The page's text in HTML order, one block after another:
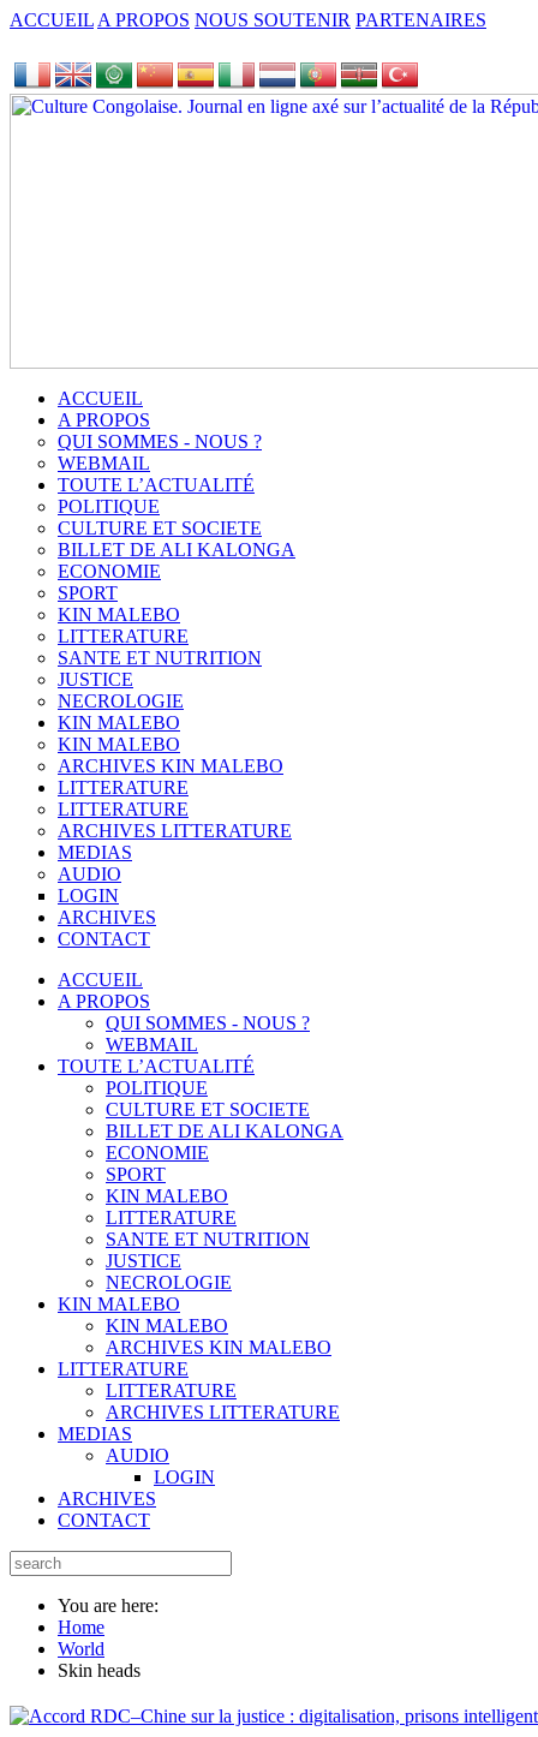
ACCUEIL A PROPOS NOUS SOUTENIR PARTENAIRES
ACCUEIL
A PROPOS
QUI SOMMES - NOUS ?
WEBMAIL
TOUTE L’ACTUALITÉ
POLITIQUE
CULTURE ET SOCIETE
BILLET DE ALI KALONGA
ECONOMIE
SPORT
KIN MALEBO
LITTERATURE
SANTE ET NUTRITION
JUSTICE
NECROLOGIE
KIN MALEBO
KIN MALEBO
ARCHIVES KIN MALEBO
LITTERATURE
LITTERATURE
ARCHIVES LITTERATURE
MEDIAS
AUDIO
LOGIN
ARCHIVES
CONTACT
ACCUEIL
A PROPOS
QUI SOMMES - NOUS ?
WEBMAIL
TOUTE L’ACTUALITÉ
POLITIQUE
CULTURE ET SOCIETE
BILLET DE ALI KALONGA
ECONOMIE
SPORT
KIN MALEBO
LITTERATURE
SANTE ET NUTRITION
JUSTICE
NECROLOGIE
KIN MALEBO
KIN MALEBO
ARCHIVES KIN MALEBO
LITTERATURE
LITTERATURE
ARCHIVES LITTERATURE
MEDIAS
AUDIO
LOGIN
ARCHIVES
CONTACT
You are here:
Home
World
Skin heads